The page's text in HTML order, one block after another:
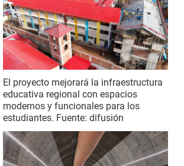
El proyecto mejorará la infraestructura
educativa regional con espacios
modernos y funcionales para los
estudiantes. Fuente: difusión